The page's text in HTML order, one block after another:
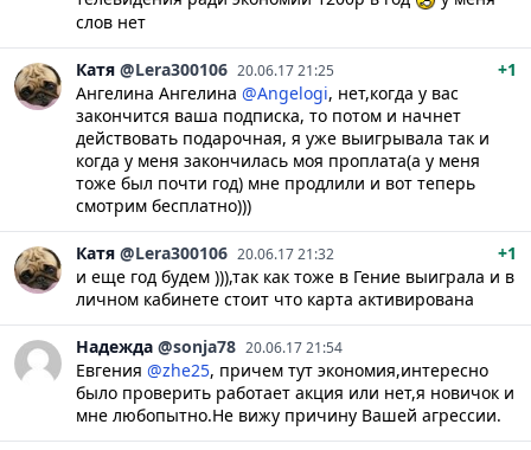
слов нет
Катя @Lera300106 20.06.17 21:25
+1
Ангелина Ангелина @Angelogi, нет,когда у вас
закончится ваша подписка, то потом и начнет
действовать подарочная, я уже выигрывала так и
когда у меня закончилась моя проплата(а у меня
тоже был почти год) мне продлили и вот теперь
смотрим бесплатно)))
Катя @Lera300106 20.06.17 21:32
+1
и еще год будем ))),так как тоже в Гение выиграла и в
личном кабинете стоит что карта активирована
Надежда @sonja78 20.06.17 21:54
Евгения @zhe25, причем тут экономия,интересно
было проверить работает акция или нет,я новичок и
мне любопытно.Не вижу причину Вашей агрессии.